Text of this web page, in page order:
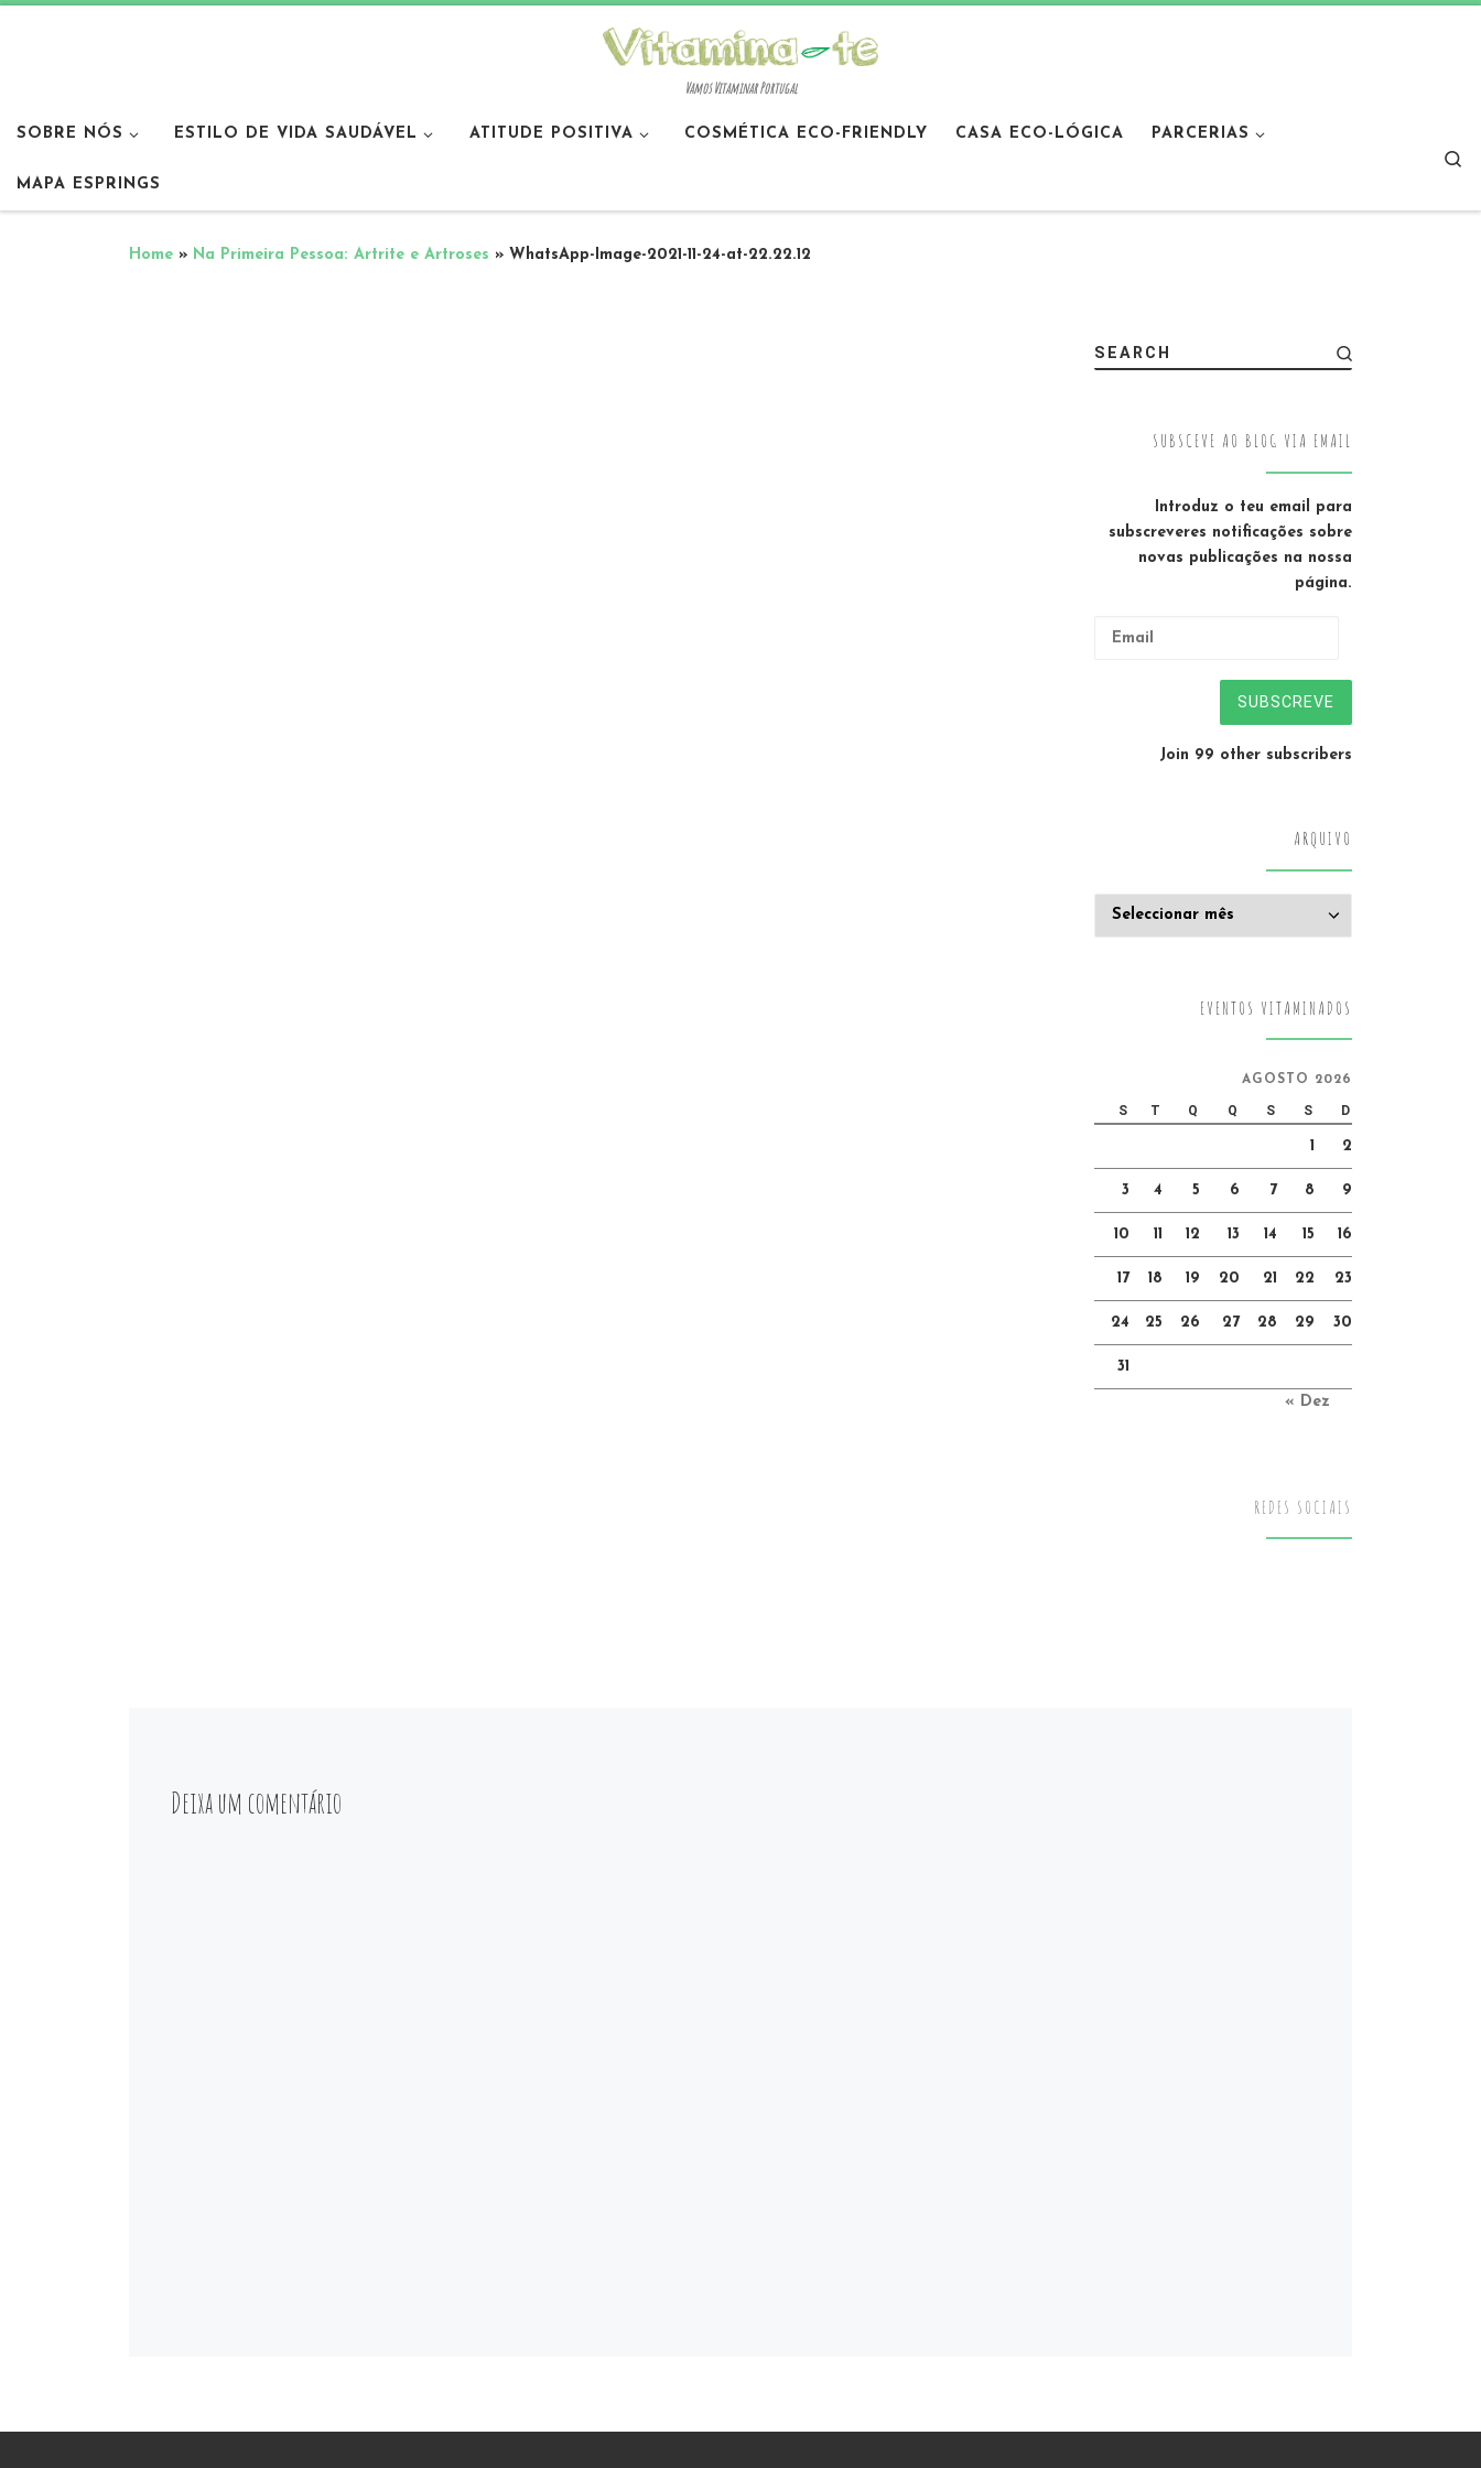
Vamos Vitaminar Portugal
SOBRE NÓS ESTILO DE VIDA SAUDÁVEL ATITUDE POSITIVA COSMÉTICA ECO-FRIENDLY CASA ECO-LÓGICA PARCERIAS
MAPA ESPRINGS
Home » Na Primeira Pessoa: Artrite e Artroses » WhatsApp-Image-2021-11-24-at-22.22.12
Deixa um comentário
SEARCH
SUBSCEVE AO BLOG VIA EMAIL
Introduz o teu email para
subscreveres notificações sobre
novas publicações na nossa
página.
SUBSCREVE
Join 99 other subscribers
ARQUIVO
EVENTOS VITAMINADOS
AGOSTO 2026
S T Q Q S S D
1 2
3 4 5 6 7 8 9
10 11 12 13 14 15 16
17 18 19 20 21 22 23
24 25 26 27 28 29 30
31
« Dez
REDES SOCIAIS